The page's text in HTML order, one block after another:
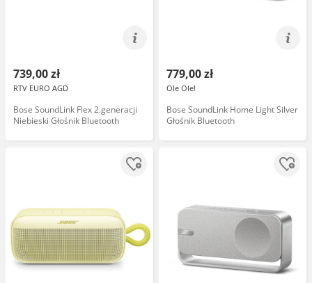
739,00 zł
RTV EURO AGD
Bose SoundLink Flex 2.generacji
Niebieski Głośnik Bluetooth
779,00 zł
Ole Ole!
Bose SoundLink Home Light Silver
Głośnik Bluetooth